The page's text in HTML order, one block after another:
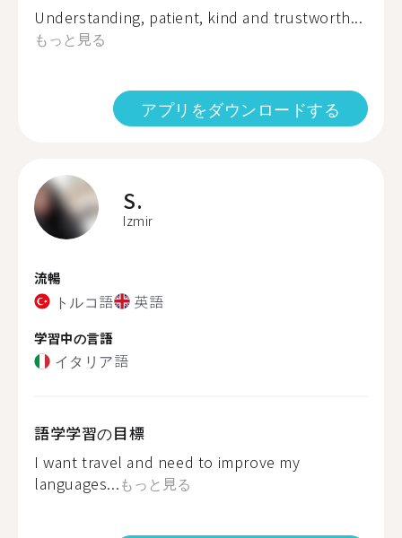
Understanding, patient, kind and trustworth...
もっと見る
アプリをダウンロードする
S.
Izmir
流暢
トルコ語 英語
学習中の言語
イタリア語
語学学習の目標
I want travel and need to improve my
languages...もっと見る